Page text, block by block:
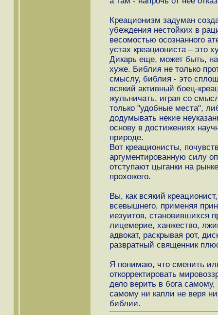
Креационизм задуман
убеждения нестойких в
весомостью осознанного
устах креациониста – это
Дикарь еще, может быть,
хуже. Библия не только
смыслу, библия - это
всякий активный боец-
жульничать, играя со
только "удобные места",
додумывать некие
основу в достижениях
природе.
Вот креационисты,
аргументированную силу
отступают цыганки на
прохожего.
Вы, как всякий
всевышнего, применяя
иезуитов, становившихся
лицемерие, ханжество,
адвокат, раскрывая рот,
развратный священник
Я понимаю, что сменить
откорректировать
дело верить в бога
самому ни капли не веря
библии.